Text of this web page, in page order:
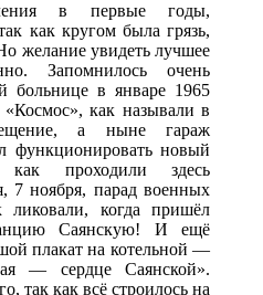
в первые годы,
как кругом была грязь,
желание увидеть лучшее
Запомнилось очень
больнице в январе 1965
как называли в
а ныне гараж
функционировать новый
как проходили здесь
7 ноября, парад военных
когда пришёл
Саянскую! И ещё
плакат на котельной —
— сердце Саянской».
так как всё строилось на